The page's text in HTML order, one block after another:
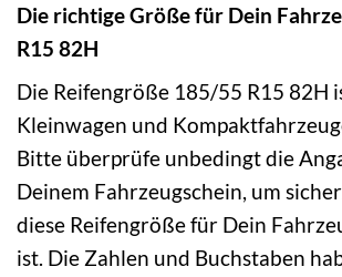
Die richtige Größe für Dein
R15 82H
Die Reifengröße 185/55 R15 82H
Kleinwagen und
Bitte überprüfe unbedingt die
Deinem Fahrzeugschein, um
diese Reifengröße für Dein
ist. Die Zahlen und Buchstaben